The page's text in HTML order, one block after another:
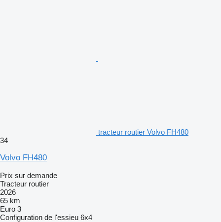
tracteur routier Volvo FH480
34
Volvo FH480
Prix sur demande
Tracteur routier
2026
65 km
Euro 3
Configuration de l'essieu 6x4